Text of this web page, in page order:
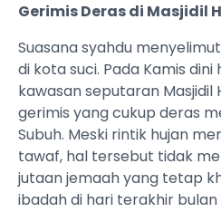
Gerimis Deras di Masjidil
Suasana syahdu
di kota suci. Pada Kamis dini
kawasan seputaran Masjidil
gerimis yang cukup deras
Subuh. Meski rintik hujan
tawaf, hal tersebut tidak
jutaan jemaah yang tetap
ibadah di hari terakhir bulan